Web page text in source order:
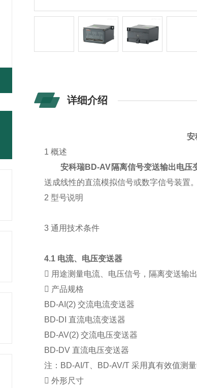
详细介绍
安
1 概述
安科瑞BD-AV隔离信号变送输出电压
送成线性的直流模拟信号或数字信号装置。
2 型号说明
3 通用技术条件
4.1 电流、电压变送器
 用途测量电流、电压信号，隔离变送输出
 产品规格
BD-AI(2)交流电流变送器
BD-DI 直流电流变送器
BD-AV(2)交流电压变送器
BD-DV 直流电压变送器
注： BD-AI/T BD-AV/T采用真有效值测
外形尺寸